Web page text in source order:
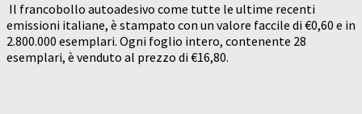
Il francobollo autoadesivo come tutte le ultime recenti
emissioni italiane, è stampato con un valore faccile di €0,60 e in
2.800.000 esemplari. Ogni foglio intero, contenente 28
esemplari, è venduto al prezzo di €16,80.